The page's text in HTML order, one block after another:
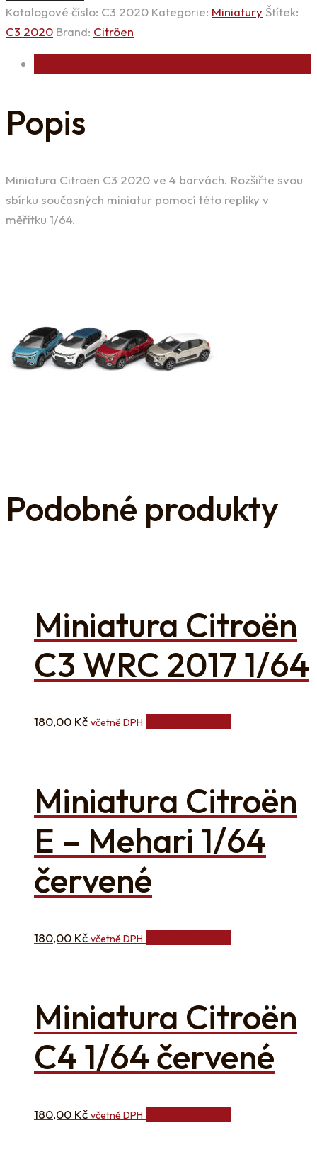
C3
2020
množství
Katalogové číslo: C3 2020 Kategorie: Miniatury Štítek:
C3 2020 Brand: Citröen
Popis
Miniatura Citroën C3 2020 ve 4 barvách. Rozšiřte svou
sbírku současných miniatur pomocí této repliky v
měřítku 1/64.
Podobné produkty
Miniatura Citroën
C3 WRC 2017 1/64
180,00 Kč včetně DPH
Miniatura Citroën
E – Mehari 1/64
červené
180,00 Kč včetně DPH
Miniatura Citroën
C4 1/64 červené
180,00 Kč včetně DPH